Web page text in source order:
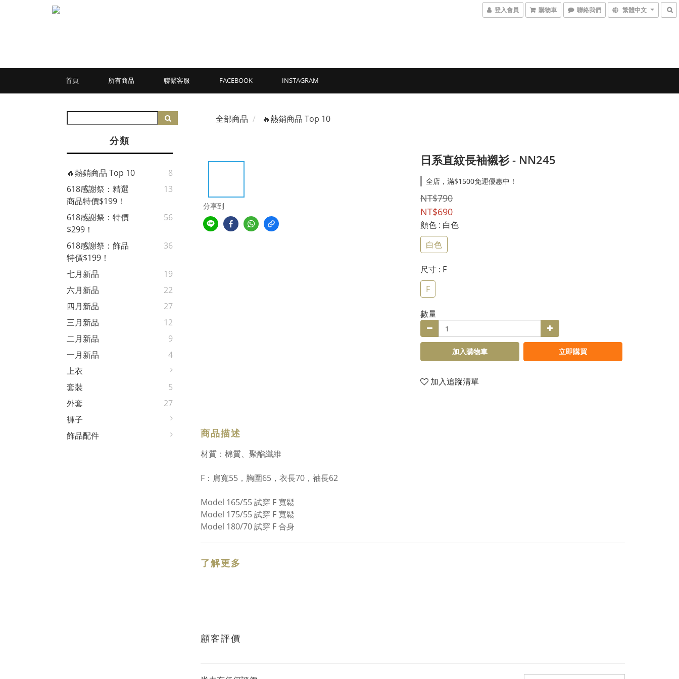
登入會員 購物車 聯絡我們 繁體中文
首頁 所有商品 聯繫客服 FACEBOOK INSTAGRAM
分類
🔥熱銷商品 Top 10
8
618感謝祭：精選
商品特價$199！
13
618感謝祭：特價
$299！
56
618感謝祭：飾品
特價$199！
36
七月新品
19
六月新品
22
四月新品
27
三月新品
12
二月新品
9
一月新品
4
上衣
套裝
5
外套
27
褲子
飾品配件
全部商品 🔥熱銷商品 Top 10
分享到
日系直紋長袖襯衫 - NN245
全店，滿$1500免運優惠中！
NT$790
NT$690
顏色 : 白色
白色
尺寸 : F
F
數量
加入購物車 立即購買
加入追蹤清單
商品描述
材質：棉質、聚酯纖維
F： 肩寬55，胸圍65，衣長70，袖長62
Model 165/55 試穿 F 寬鬆
Model 175/55 試穿 F 寬鬆
Model 180/70 試穿 F 合身
了解更多
顧客評價